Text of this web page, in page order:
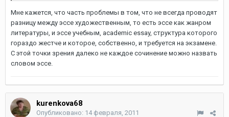
Мне кажется, что часть проблемы в том, что не всегда проводят
разницу между эссе художественным, то есть эссе как жанром
литературы, и эссе учебным, academic essay, структура которого
гораздо жестче и которое, собственно, и требуется на экзамене.
С этой точки зрения далеко не каждое сочинение можно назвать
словом эссе.
kurenkova68
Опубликовано: 14 февраля, 2011